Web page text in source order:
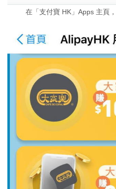
在「支付寶 HK」Apps 主頁